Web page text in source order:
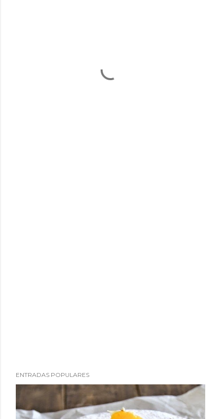
ENTRADAS POPULARES